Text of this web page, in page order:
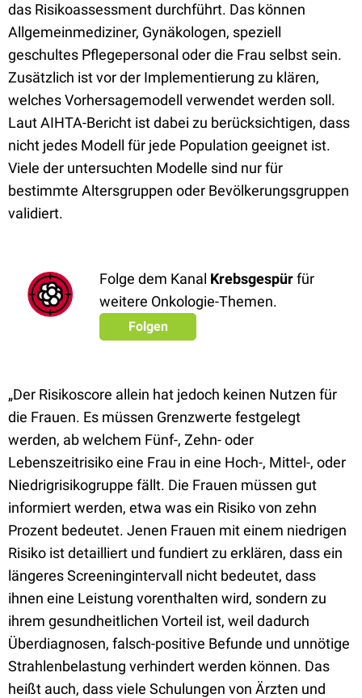
das Risikoassessment durchführt. Das können
Allgemeinmediziner, Gynäkologen, speziell
geschultes Pflegepersonal oder die Frau selbst sein.
Zusätzlich ist vor der Implementierung zu klären,
welches Vorhersagemodell verwendet werden soll.
Laut AIHTA-Bericht ist dabei zu berücksichtigen, dass
nicht jedes Modell für jede Population geeignet ist.
Viele der untersuchten Modelle sind nur für
bestimmte Altersgruppen oder Bevölkerungsgruppen
validiert.
Folge dem Kanal Krebsgespürfür
weitere Onkologie-Themen.
Folgen
„Der Risikoscore allein hat jedoch keinen Nutzen für
die Frauen. Es müssen Grenzwerte festgelegt
werden, ab welchem Fünf-, Zehn- oder
Lebenszeitrisiko eine Frau in eine Hoch-, Mittel-, oder
Niedrigrisikogruppe fällt. Die Frauen müssen gut
informiert werden, etwa was ein Risiko von zehn
Prozent bedeutet. Jenen Frauen mit einem niedrigen
Risiko ist detailliert und fundiert zu erklären, dass ein
längeres Screeningintervall nicht bedeutet, dass
ihnen eine Leistung vorenthalten wird, sondern zu
ihrem gesundheitlichen Vorteil ist, weil dadurch
Überdiagnosen, falsch-positive Befunde und unnötige
Strahlenbelastung verhindert werden können. Das
heißt auch, dass viele Schulungen von Ärzten und